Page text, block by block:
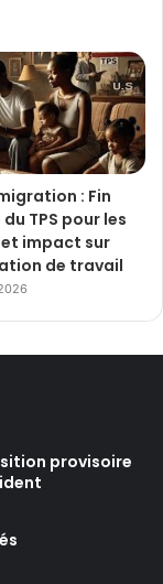
: Fin
TPS pour les
impact sur
de travail
provisoire